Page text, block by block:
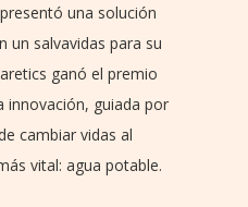
una solución
un salvavidas para su
ganó el premio
innovación, guiada por
cambiar vidas al
vital: agua potable.